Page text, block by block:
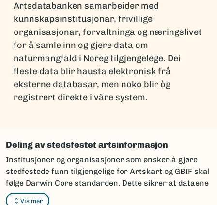
Artsdatabanken samarbeider med
kunnskapsinstitusjonar, frivillige
organisasjonar, forvaltninga og næringslivet
for å samle inn og gjere data om
naturmangfald i Noreg tilgjengelege. Dei
fleste data blir hausta elektronisk frå
eksterne databasar, men noko blir òg
registrert direkte i våre system.
Deling av stedsfestet artsinformasjon
Vis mer
Institusjoner og organisasjoner som ønsker å gjøre
stedfestede funn tilgjengelige for Artskart og GBIF skal
følge Darwin Core standarden. Dette sikrer at dataene
kan integreres og vises korrekt i karttjenestene.